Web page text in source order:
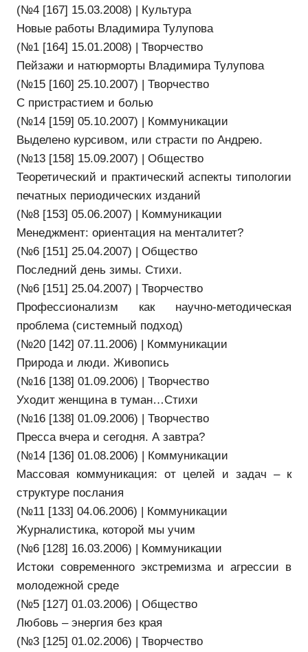
(№4 [167] 15.03.2008) | Культура
Новые работы Владимира Тулупова
(№1 [164] 15.01.2008) | Творчество
Пейзажи и натюрморты Владимира Тулупова
(№15 [160] 25.10.2007) | Творчество
С пристрастием и болью
(№14 [159] 05.10.2007) | Коммуникации
Выделено курсивом, или страсти по Андрею.
(№13 [158] 15.09.2007) | Общество
Теоретический и практический аспекты типологии
печатных периодических изданий
(№8 [153] 05.06.2007) | Коммуникации
Менеджмент: ориентация на менталитет?
(№6 [151] 25.04.2007) | Общество
Последний день зимы. Стихи.
(№6 [151] 25.04.2007) | Творчество
Профессионализм как научно-методическая
проблема (системный подход)
(№20 [142] 07.11.2006) | Коммуникации
Природа и люди. Живопись
(№16 [138] 01.09.2006) | Творчество
Уходит женщина в туман…Стихи
(№16 [138] 01.09.2006) | Творчество
Пресса вчера и сегодня. А завтра?
(№14 [136] 01.08.2006) | Коммуникации
Массовая коммуникация: от целей и задач – к
структуре послания
(№11 [133] 04.06.2006) | Коммуникации
Журналистика, которой мы учим
(№6 [128] 16.03.2006) | Коммуникации
Истоки современного экстремизма и агрессии в
молодежной среде
(№5 [127] 01.03.2006) | Общество
Любовь – энергия без края
(№3 [125] 01.02.2006) | Творчество